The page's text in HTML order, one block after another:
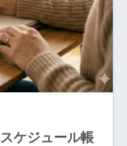
ケジュール帳